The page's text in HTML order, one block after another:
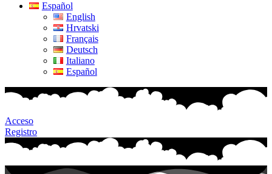
Español
English
Hrvatski
Français
Deutsch
Italiano
Español
Acceso
Registro